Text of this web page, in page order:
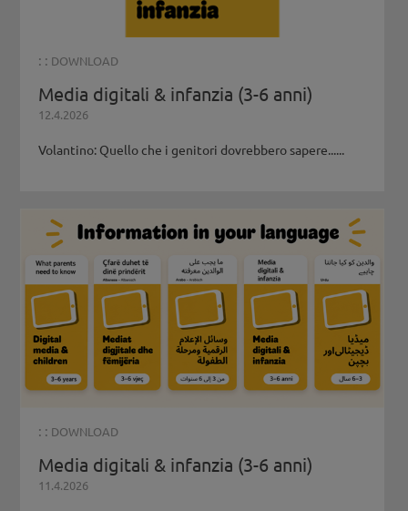
: : DOWNLOAD
Media digitali & infanzia (3-6 anni)
12.4.2026
Volantino: Quello che i genitori dovrebbero sapere......
: : DOWNLOAD
Media digitali & infanzia (3-6 anni)
11.4.2026